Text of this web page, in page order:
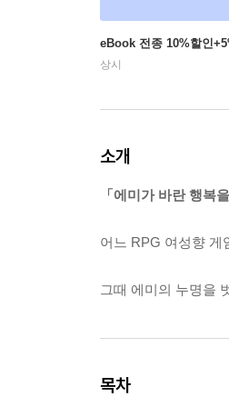
eBook 전종 10%할인
상시
소개
「에미가 바란 행복
어느 RPG 여성향 게
그때 에미의 누명을
목차